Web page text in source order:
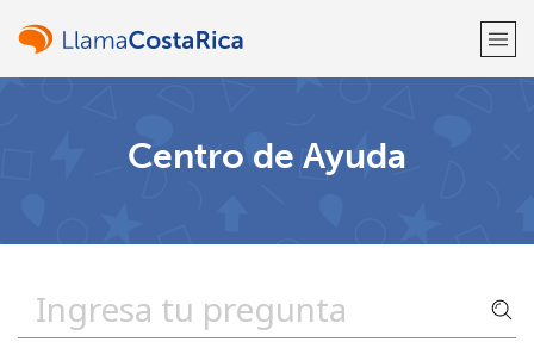
Centro de Ayuda